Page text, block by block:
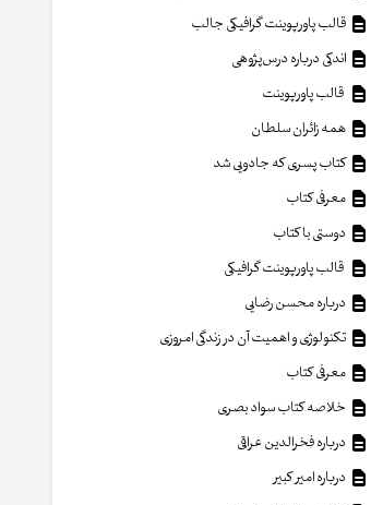
قالب پاورپوینت گرافیکی جالب
اندکی درباره درس‌پژوهی
قالب پاورپوینت
همه زائران سلطان
کتاب پسری که جادویی شد
معرفی کتاب
دوستی با کتاب
قالب پاورپوینت گرافیکی
درباره محسن رضایی
تکنولوژی و اهمیت آن در زندگی امروزی
معرفی کتاب
خلاصه کتاب سواد بصری
درباره فخرالدین عراقی
درباره امیر کبیر